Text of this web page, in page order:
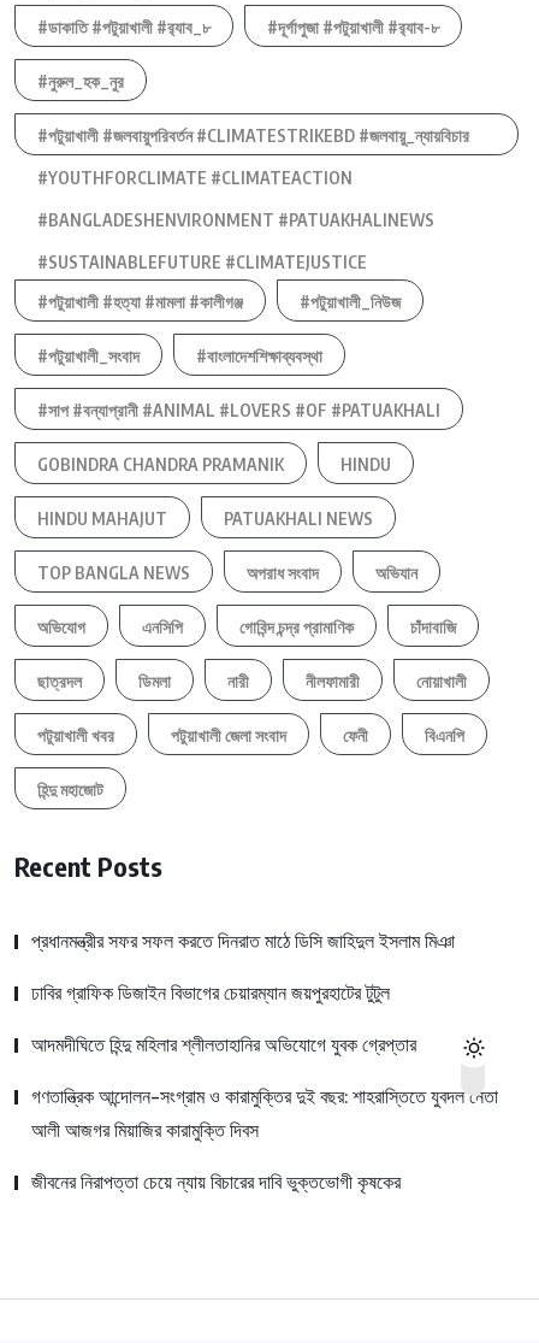
#ডাকাতি #পটুয়াখালী #র‍্যাব_৮
#দূর্গাপুজা #পটুয়াখালী #র‍্যাব-৮
#নুরুল_হক_নুর
#পটুয়াখালী #জলবায়ুপরিবর্তন #CLIMATESTRIKEBD #জলবায়ু_ন্যায়বিচার
#YOUTHFORCLIMATE #CLIMATEACTION
#BANGLADESHENVIRONMENT #PATUAKHALINEWS
#SUSTAINABLEFUTURE #CLIMATEJUSTICE
#পটুয়াখালী #হত্যা #মামলা #কালীগঞ্জ
#পটুয়াখালী_নিউজ
#পটুয়াখালী_সংবাদ #বাংলাদেশশিক্ষাব্যবস্থা
#সাপ #বন্যাপ্রানী #ANIMAL #LOVERS #OF #PATUAKHALI
GOBINDRA CHANDRA PRAMANIK HINDU
HINDU MAHAJUT PATUAKHALI NEWS
TOP BANGLA NEWS অপরাধ সংবাদ অভিযান
অভিযোগ এনসিপি গোবিন্দ চন্দ্র প্রামাণিক চাঁদাবাজি
ছাত্রদল ডিমলা নারী নীলফামারী নোয়াখালী
পটুয়াখালী খবর পটুয়াখালী জেলা সংবাদ ফেনী বিএনপি
হিন্দু মহাজোট
Recent Posts
প্রধানমন্ত্রীর সফর সফল করতে দিনরাত মাঠে ডিসি জাহিদুল ইসলাম মিঞা
ঢাবির গ্রাফিক ডিজাইন বিভাগের চেয়ারম্যান জয়পুরহাটের টুটুল
আদমদীঘিতে হিন্দু মহিলার শ্লীলতাহানির অভিযোগে যুবক গ্রেপ্তার
গণতান্ত্রিক আন্দোলন-সংগ্রাম ও কারামুক্তির দুই বছর: শাহরাস্তিতে যুবদল নেতা
আলী আজগর মিয়াজির কারামুক্তি দিবস
জীবনের নিরাপত্তা চেয়ে ন্যায় বিচারের দাবি ভুক্তভোগী কৃষকের